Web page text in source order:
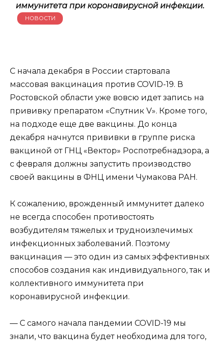
иммунитета при коронавирусной инфекции.
НОВОСТИ
С начала декабря в России стартовала
массовая вакцинация против COVID-19. В
Ростовской области уже вовсю идет запись на
прививку препаратом «Спутник V». Кроме того,
на подходе еще две вакцины. До конца
декабря начнутся прививки в группе риска
вакциной от ГНЦ «Вектор» Роспотребнадзора, а
с февраля должны запустить производство
своей вакцины в ФНЦ имени Чумакова РАН.
К сожалению, врожденный иммунитет далеко
не всегда способен противостоять
возбудителям тяжелых и трудноизлечимых
инфекционных заболеваний. Поэтому
вакцинация — это один из самых эффективных
способов создания как индивидуального, так и
коллективного иммунитета при
коронавирусной инфекции.
— С самого начала пандемии COVID-19 мы
знали, что вакцина будет необходима для того,